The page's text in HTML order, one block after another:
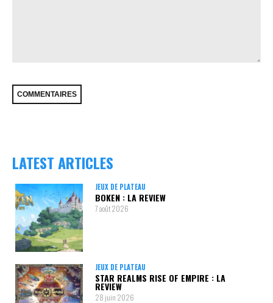
LATEST ARTICLES
JEUX DE PLATEAU
BOKEN : LA REVIEW
7 août 2026
JEUX DE PLATEAU
STAR REALMS RISE OF EMPIRE : LA
REVIEW
28 juin 2026